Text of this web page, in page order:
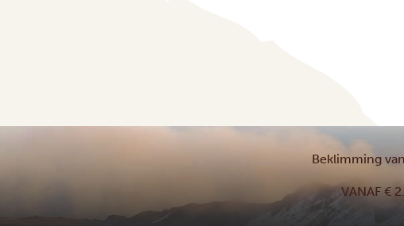
Beklimming
VANAF €